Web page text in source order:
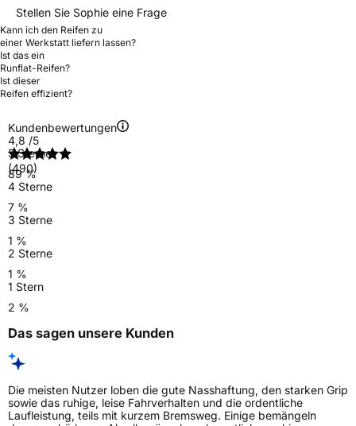
Stellen Sie Sophie eine Frage
Kann ich den Reifen zu
einer Werkstatt liefern lassen?
Ist das ein
Runflat-Reifen?
Ist dieser
Reifen effizient?
Kundenbewertungen
4,8 /5
(490)
5 Sterne
89 %
4 Sterne
7 %
3 Sterne
1 %
2 Sterne
1 %
1 Stern
2 %
Das sagen unsere Kunden
Die meisten Nutzer loben die gute Nasshaftung, den starken Grip
sowie das ruhige, leise Fahrverhalten und die ordentliche
Laufleistung, teils mit kurzem Bremsweg. Einige bemängeln